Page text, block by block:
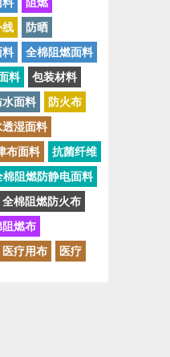
线
防晒
料
全棉阻燃面料
料
包装材料
水面料
防火布
透湿面料
布面料
抗菌纤维
棉阻燃防静电面料
全棉阻燃防火布
阻燃布
医疗用布 医疗